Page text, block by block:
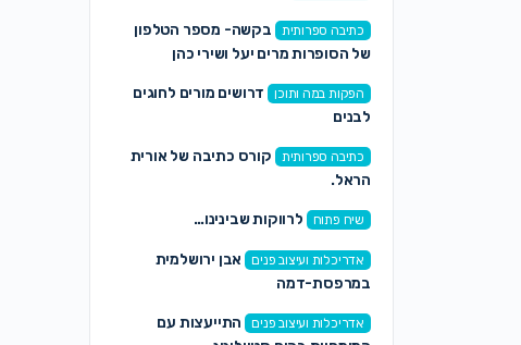
כתיבה ספרותית
בקשה- מספר הטלפון
של הסופרות מרים יעל ושירי כהן
הפקות במה ותוכן
דרושים מורים לחוגים
לבנים
כתיבה ספרותית
קורס כתיבה של אורית
הראל.
שיח פתוח לרווקות שבינינו…
אדריכלות ועיצוב פנים
אבן ירושלמית
במרפסת-דמה
אדריכלות ועיצוב פנים
התייעצות עם